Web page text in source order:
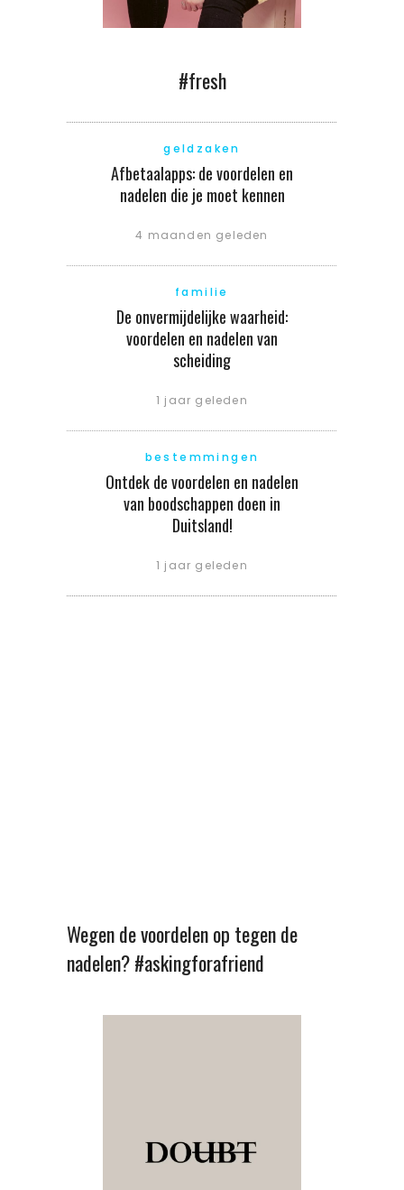
#fresh
geldzaken
Afbetaalapps: de voordelen en
nadelen die je moet kennen
4 maanden geleden
familie
De onvermijdelijke waarheid:
voordelen en nadelen van
scheiding
1 jaar geleden
bestemmingen
Ontdek de voordelen en nadelen
van boodschappen doen in
Duitsland!
1 jaar geleden
Wegen de voordelen op tegen de
nadelen? #askingforafriend